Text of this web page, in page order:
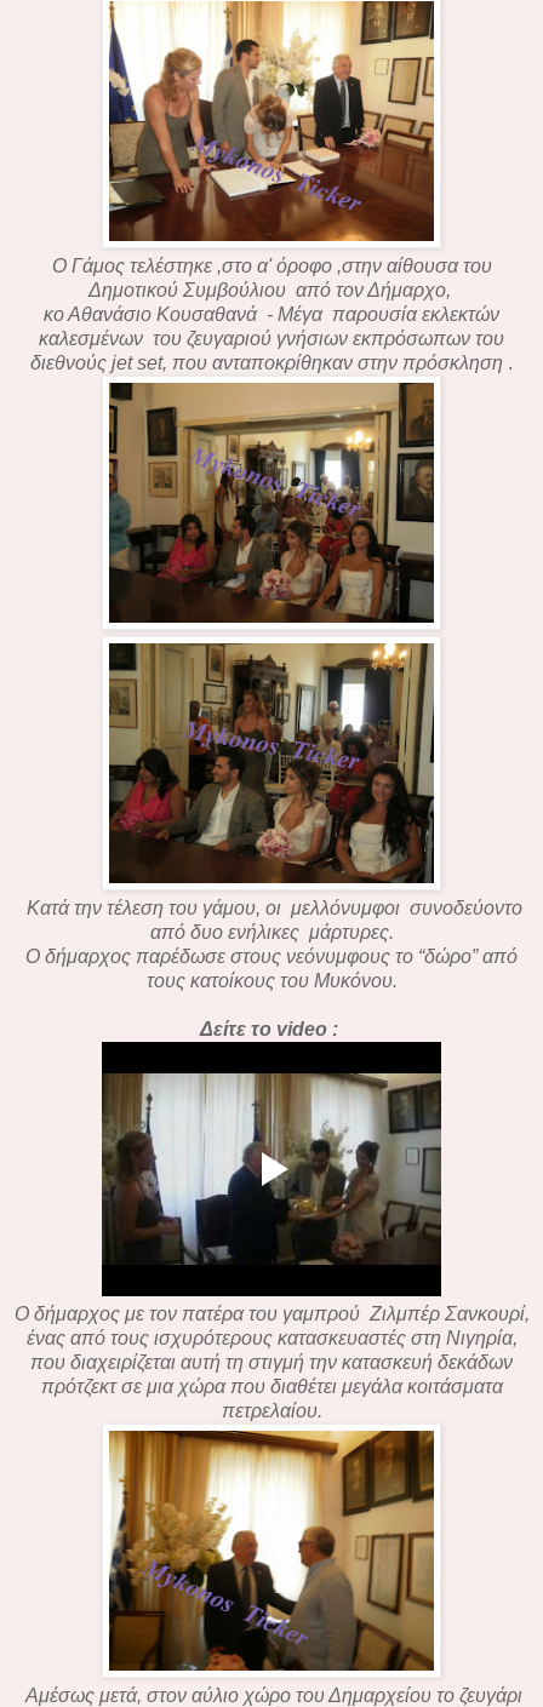
Ο Γάμος τελέστηκε ,στο α' όροφο ,στην αίθουσα του
Δημοτικού Συμβούλιου από τον Δήμαρχο,
κο Αθανάσιο Κουσαθανά - Μέγα παρουσία εκλεκτών
καλεσμένων του ζευγαριού γνήσιων εκπρόσωπων του
διεθνούς jet set, που ανταποκρίθηκαν στην πρόσκληση .
Κατά την τέλεση του γάμου, οι μελλόνυμφοι συνοδεύοντο
από δυο ενήλικες μάρτυρες.
Ο δήμαρχος παρέδωσε στους νεόνυμφους το “δώρο” από
τους κατοίκους του Μυκόνου.
Δείτε το video :
Ο δήμαρχος με τον πατέρα του γαμπρού Ζιλμπέρ Σανκουρί,
ένας από τους ισχυρότερους κατασκευαστές στη Νιγηρία,
που διαχειρίζεται αυτή τη στιγμή την κατασκευή δεκάδων
πρότζεκτ σε μια χώρα που διαθέτει μεγάλα κοιτάσματα
πετρελαίου.
Αμέσως μετά, στον αύλιο χώρο του Δημαρχείου το ζευγάρι